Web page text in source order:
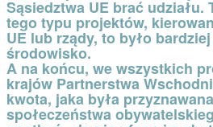
Sąsiedztwa UE brać udziału.
tego typu projektów,
UE lub rządy, to było
środowisko.
A na końcu, we wszystkich
krajów Partnerstwa
kwota, jaka była
społeczeństwa